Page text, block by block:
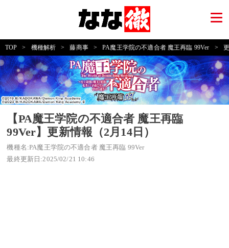
TOP > 機種解析 > 藤商事 > PA魔王学院の不適合者 魔王再臨 99Ver >
【PA魔王学院の不適合者 魔王再臨
99Ver】更新情報（2月14日）
機種名:PA魔王学院の不適合者 魔王再臨 99Ver
最終更新日:2025/02/21 10:46